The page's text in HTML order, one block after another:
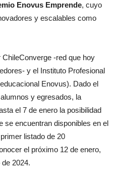
Enovus Emprende, cuyo
y escalables como
-red que hoy
y el Instituto Profesional
Enovus). Dado el
y egresados, la
el 7 de enero la posibilidad
se encuentran disponibles en el
listado de 20
el próximo 12 de enero,
2024.